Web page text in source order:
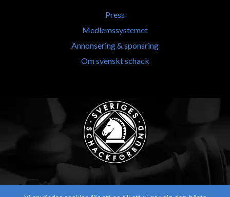
Press
Medlemssystemet
Annonsering & sponsring
Om svenskt schack